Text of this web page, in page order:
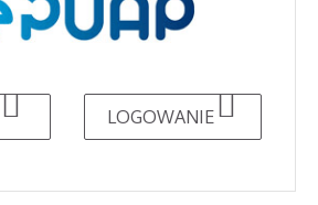
LOGOWANIE